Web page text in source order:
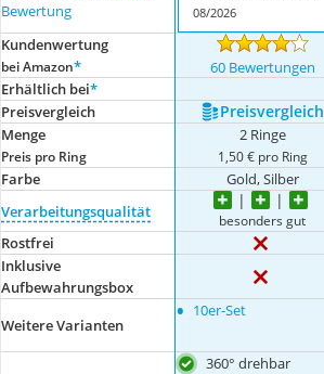
Bewertung
08/2026
Kundenwertung
bei Amazon* 60 Bewertungen
Erhältlich bei*
Preis­vergleich
Preis­vergleich
Menge
Preis pro Ring
2 Ringe
1,50 € pro Ring
Farbe Gold, Silber
Verarbeitungsqualität
besonders gut
Rostfrei
Inklusive
Aufbewahrungsbox
Weitere Varianten
• 10er-Set
360° drehbar